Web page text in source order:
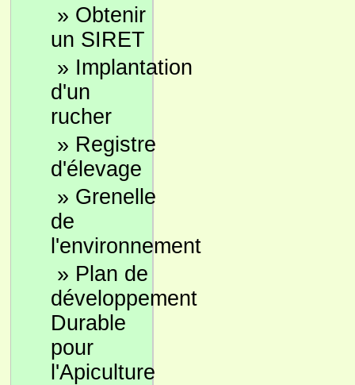
» Obtenir
un SIRET
» Implantation
d'un
rucher
» Registre
d'élevage
» Grenelle
de
l'environnement
» Plan de
développement
Durable
pour
l'Apiculture